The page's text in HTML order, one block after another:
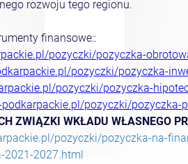
rozwoju tego regionu.
finansowe::
pozyczki/pozyczka-
pozyczki/pozyczka-
pozyczki/pozyczka-
pozyczki/
ZWIĄZKI WKŁADU WŁASNEGO
pozyczki/pozyczka-na-
2021-2027.html